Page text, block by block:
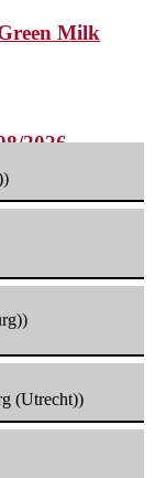
Milk
2026
08/2026
(Uden)...
(Utrecht))